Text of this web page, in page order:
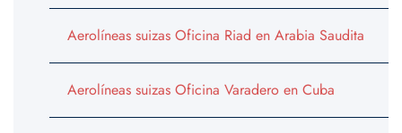
Aerolíneas suizas Oficina Riad en Arabia Saudita
Aerolíneas suizas Oficina Varadero en Cuba